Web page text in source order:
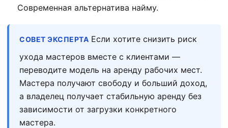
Современная альтернатива найму.
СОВЕТ ЭКСПЕРТА Если хотите снизить риск
ухода мастеров вместе с клиентами —
переводите модель на аренду рабочих мест.
Мастера получают свободу и больший доход,
а владелец получает стабильную аренду без
зависимости от загрузки конкретного
мастера.